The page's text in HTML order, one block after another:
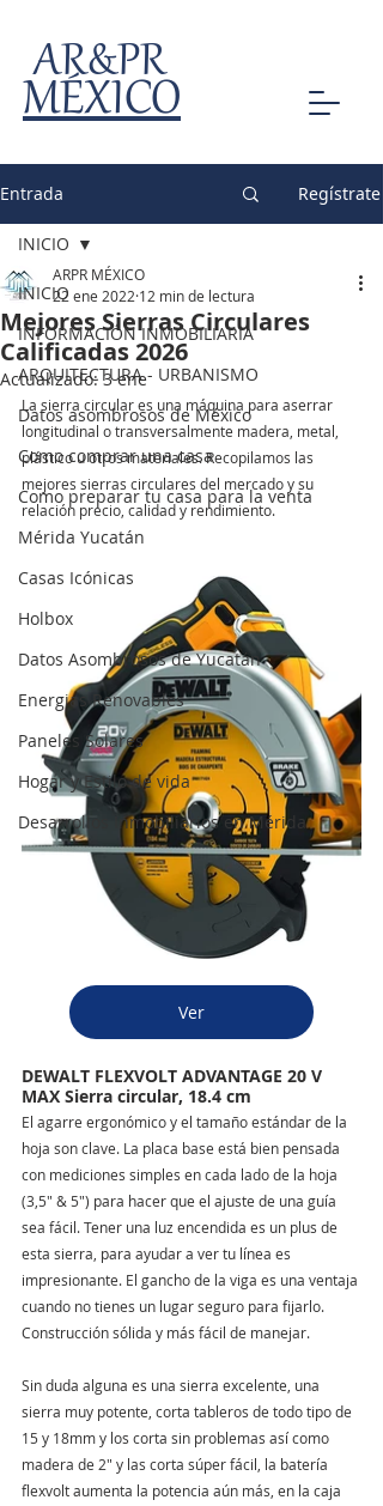
MÉXICO
AR&PR
Entrada Regístrate
INICIO
INFORMACIÓN INMOBILIARIA
ARQUITECTURA - URBANISMO
Datos asombrosos de México
Como comprar una casa
Como preparar tu casa para la venta
Mérida Yucatán
Casas Icónicas
Holbox
Datos Asombrosos de Yucatán
Energias Renovables
Paneles Solares
Hogar y Estilo de vida
Desarrollos Inmobiliarios en Mérida
INICIO
Mejores Sierras Circulares
Calificadas 2026
ARPR MÉXICO
22 ene 2022 12 min de lectura
Actualizado: 3 ene
La sierra circular es una máquina para aserrar
longitudinal o transversalmente madera, metal,
plástico u otros materiales. Recopilamos las
mejores sierras circulares del mercado y su
relación precio, calidad y rendimiento.
Ver
DEWALT FLEXVOLT ADVANTAGE 20 V
MAX Sierra circular, 18.4 cm
El agarre ergonómico y el tamaño estándar de la
hoja son clave. La placa base está bien pensada
con mediciones simples en cada lado de la hoja
(3,5" & 5") para hacer que el ajuste de una guía
sea fácil. Tener una luz encendida es un plus de
esta sierra, para ayudar a ver tu línea es
impresionante. El gancho de la viga es una ventaja
cuando no tienes un lugar seguro para fijarlo.
Construcción sólida y más fácil de manejar.
Sin duda alguna es una sierra excelente, una
sierra muy potente, corta tableros de todo tipo de
15 y 18mm y los corta sin problemas así como
madera de 2" y las corta súper fácil, la batería
flexvolt aumenta la potencia aún más, en la caja